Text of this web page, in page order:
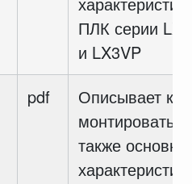
ПЛК серии
и LX3VP
pdf
Описывает как
монтировать а
также